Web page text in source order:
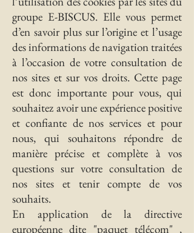
groupe E-BISCUS. Elle vous permet
d’en savoir plus sur l’origine et l’usage
des informations de navigation traitées
à l’occasion de votre consultation de
nos sites et sur vos droits. Cette page
est donc importante pour vous, qui
souhaitez avoir une expérience positive
et confiante de nos services et pour
nous, qui souhaitons répondre de
manière précise et complète à vos
questions sur votre consultation de
nos sites et tenir compte de vos
souhaits.
En application de la directive
européenne dite "paquet télécom" ,